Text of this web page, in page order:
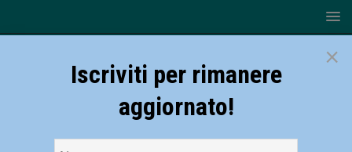
×
Iscriviti per rimanere
aggiornato!